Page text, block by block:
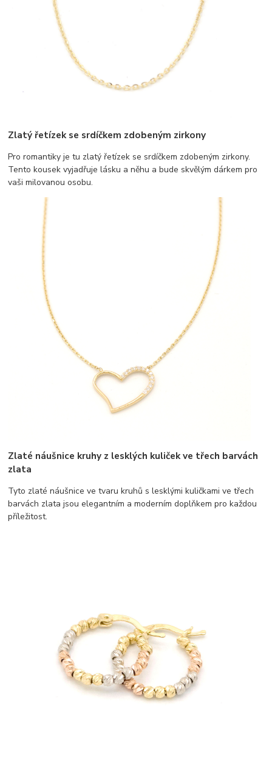
Zlatý řetízek se srdíčkem zdobeným zirkony
Pro romantiky je tu zlatý řetízek se srdíčkem zdobeným zirkony.
Tento kousek vyjadřuje lásku a něhu a bude skvělým dárkem pro
vaši milovanou osobu.
Zlaté náušnice kruhy z lesklých kuliček ve třech barvách
zlata
Tyto zlaté náušnice ve tvaru kruhů s lesklými kuličkami ve třech
barvách zlata jsou elegantním a moderním doplňkem pro každou
příležitost.